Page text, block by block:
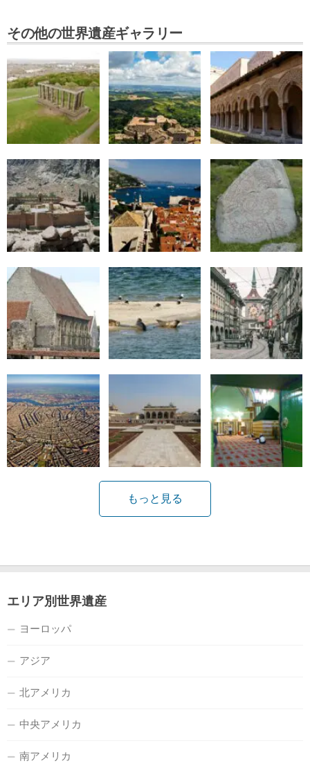
その他の世界遺産ギャラリー
もっと見る
エリア別世界遺産
ヨーロッパ
アジア
北アメリカ
中央アメリカ
南アメリカ